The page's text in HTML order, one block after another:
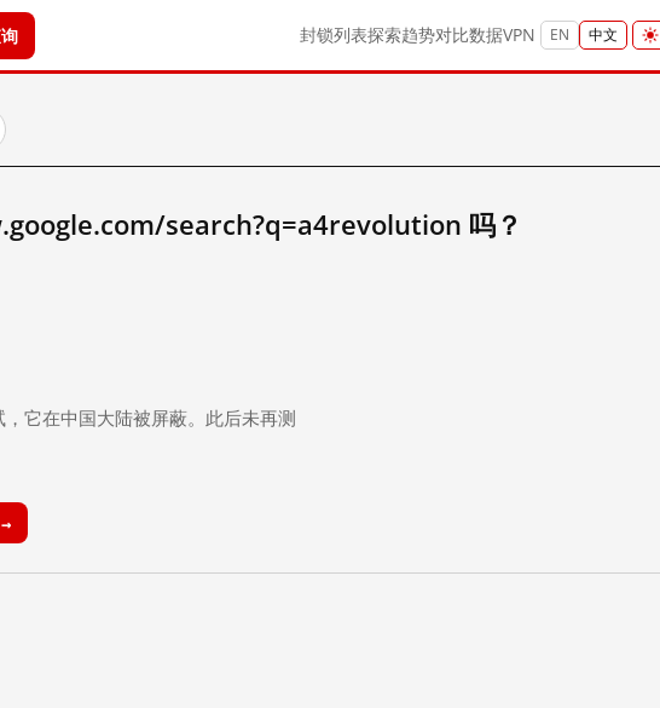
封锁列表探索趋势对比数据VPN EN 中文
search?q=a4revolution 吗？
它在中国大陆被屏蔽。此后未再测